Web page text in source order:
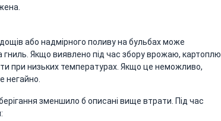
або надмірного поливу на бульбах може
гниль. Якщо виявлено під час збору врожаю, картоплю
при низьких температурах. Якщо це неможливо,
негайно.
зменшило б описані вище втрати. Під час